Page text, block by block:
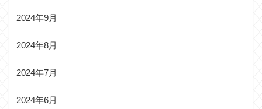
2024年9月
2024年8月
2024年7月
2024年6月